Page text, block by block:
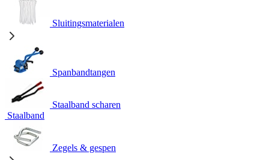
Sluitingsmaterialen
Spanbandtangen
Staalband scharen
Staalband
Zegels & gespen